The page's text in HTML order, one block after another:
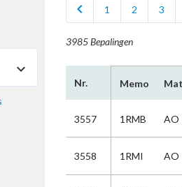
chevron_left 1 2 3
3985 Bepalingen
Nr. Memo
3557 1RMB AO
3558 1RMI AO